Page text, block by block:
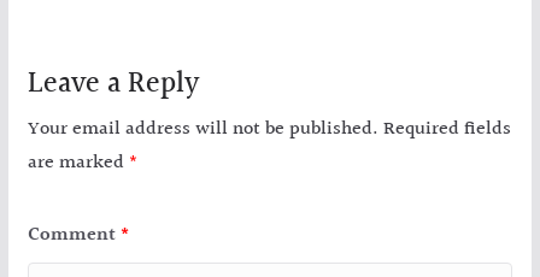
Leave a Reply
Your email address will not be published. Required fields
are marked *
Comment *